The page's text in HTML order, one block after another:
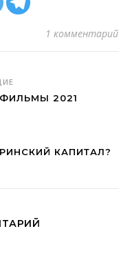
1 комментарий
2021
КАПИТАЛ?